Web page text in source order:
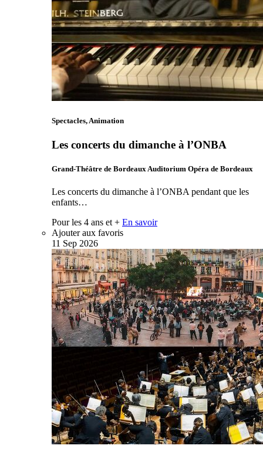
Spectacles, Animation
Les concerts du dimanche à l’ONBA
Grand-Théâtre de Bordeaux Auditorium Opéra de Bordeaux
Les concerts du dimanche à l’ONBA pendant que les
enfants…
Pour les 4 ans et + En savoir
Ajouter aux favoris
11 Sep 2026